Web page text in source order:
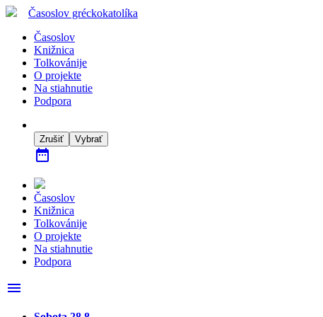
Časoslov gréckokatolíka
Časoslov
Knižnica
Tolkovánije
O projekte
Na stiahnutie
Podpora
Zrušiť Vybrať
date_range
Časoslov
Knižnica
Tolkovánije
O projekte
Na stiahnutie
Podpora
menu